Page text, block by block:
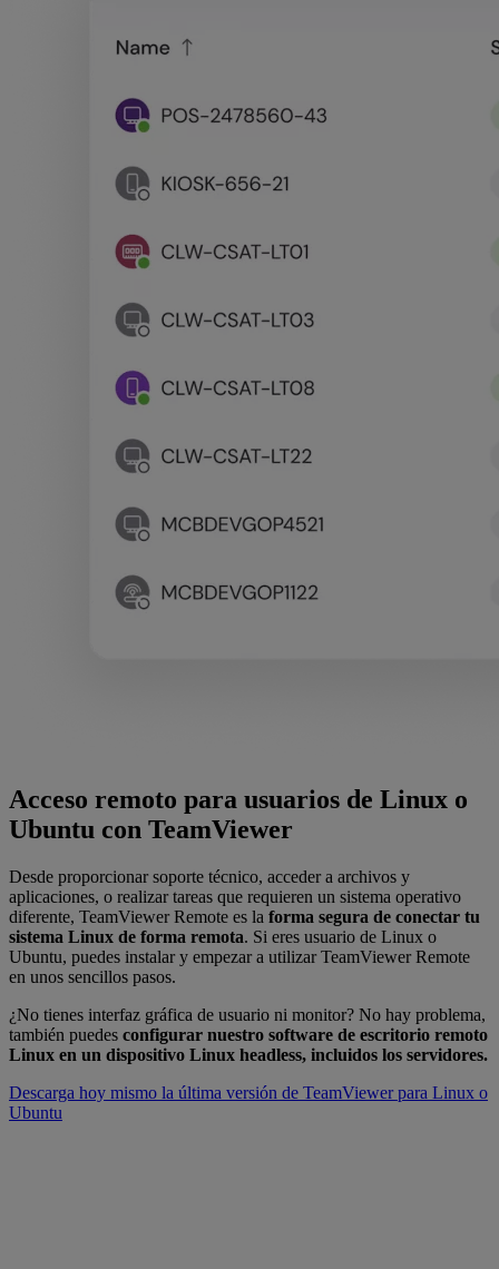
Acceso remoto para usuarios de Linux o
Ubuntu con TeamViewer
Desde proporcionar soporte técnico, acceder a archivos y
aplicaciones, o realizar tareas que requieren un sistema operativo
diferente, TeamViewer Remote es la forma segura de conectar tu
sistema Linux de forma remota. Si eres usuario de Linux o
Ubuntu, puedes instalar y empezar a utilizar TeamViewer Remote
en unos sencillos pasos.
¿No tienes interfaz gráfica de usuario ni monitor? No hay problema,
también puedes configurar nuestro software de escritorio remoto
Linux en un dispositivo Linux headless, incluidos los servidores.
Descarga hoy mismo la última versión de TeamViewer para Linux o
Ubuntu